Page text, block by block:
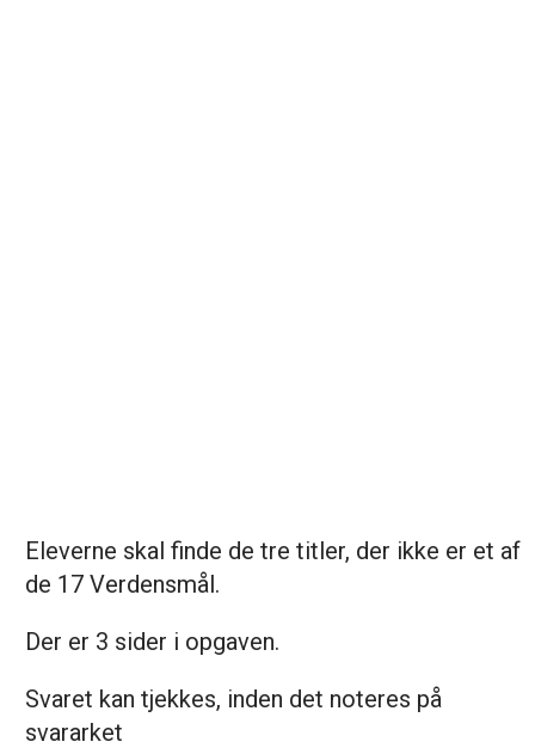
Eleverne skal finde de tre titler, der ikke er et af
de 17 Verdensmål.
Der er 3 sider i opgaven.
Svaret kan tjekkes, inden det noteres på
svararket